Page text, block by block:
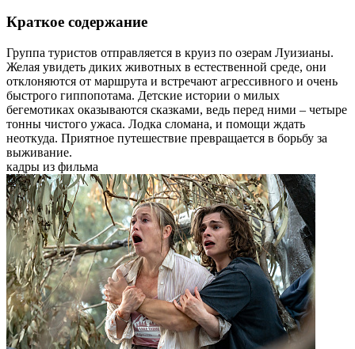
Краткое содержание
Группа туристов отправляется в круиз по озерам Луизианы.
Желая увидеть диких животных в естественной среде, они
отклоняются от маршрута и встречают агрессивного и очень
быстрого гиппопотама. Детские истории о милых
бегемотиках оказываются сказками, ведь перед ними – четыре
тонны чистого ужаса. Лодка сломана, и помощи ждать
неоткуда. Приятное путешествие превращается в борьбу за
выживание.
кадры из фильма